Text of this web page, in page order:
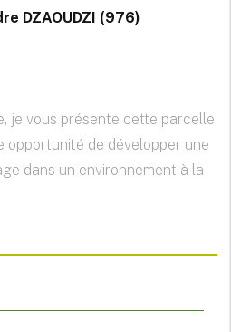
DZAOUDZI (976)
je vous présente cette parcelle
opportunité de développer une
dans un environnement à la